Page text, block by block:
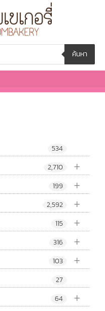
ค้นหา
534
+
2,710
+
199
+
2,592
+
115
+
316
+
103
27
+
64